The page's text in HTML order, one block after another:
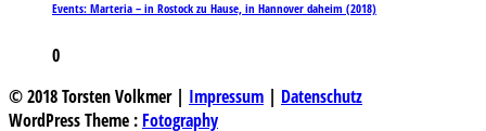
Events: Marteria – in Rostock zu Hause, in Hannover daheim (2018)
0
© 2018 Torsten Volkmer | Impressum | Datenschutz
WordPress Theme : Fotography